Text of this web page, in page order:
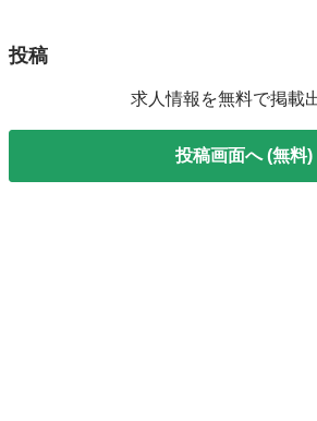
投稿
求人情報を無料で掲載
投稿画面へ (無料)